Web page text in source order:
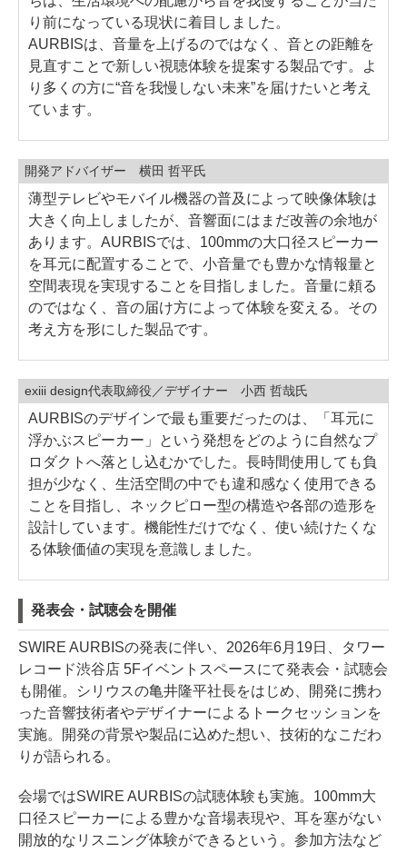
り前になっている現状に着目しました。
AURBISは、音量を上げるのではなく、音との距離を
見直すことで新しい視聴体験を提案する製品です。よ
り多くの方に“音を我慢しない未来”を届けたいと考え
ています。
開発アドバイザー 横田 哲平氏
薄型テレビやモバイル機器の普及によって映像体験は
大きく向上しましたが、音響面にはまだ改善の余地が
あります。AURBISでは、100mmの大口径スピーカー
を耳元に配置することで、小音量でも豊かな情報量と
空間表現を実現することを目指しました。音量に頼る
のではなく、音の届け方によって体験を変える。その
考え方を形にした製品です。
exiii design代表取締役／デザイナー 小西 哲哉氏
AURBISのデザインで最も重要だったのは、「耳元に
浮かぶスピーカー」という発想をどのように自然なプ
ロダクトへ落とし込むかでした。長時間使用しても負
担が少なく、生活空間の中でも違和感なく使用できる
ことを目指し、ネックピロー型の構造や各部の造形を
設計しています。機能性だけでなく、使い続けたくな
る体験価値の実現を意識しました。
発表会・試聴会を開催
SWIRE AURBISの発表に伴い、2026年6月19日、タワー
レコード渋谷店 5Fイベントスペースにて発表会・試聴会
も開催。シリウスの亀井隆平社長をはじめ、開発に携わ
った音響技術者やデザイナーによるトークセッションを
実施。開発の背景や製品に込めた想い、技術的なこだわ
りが語られる。
会場ではSWIRE AURBISの試聴体験も実施。100mm大
口径スピーカーによる豊かな音場表現や、耳を塞がない
開放的なリスニング体験ができるという。参加方法など